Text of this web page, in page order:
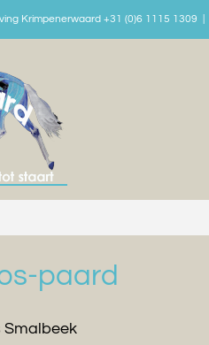
Krimpenerwaard +31 (0)6 1115 1309
paard
Smalbeek